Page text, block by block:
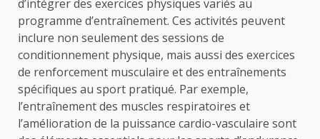
d’intégrer des exercices physiques variés au
programme d’entraînement. Ces activités peuvent
inclure non seulement des sessions de
conditionnement physique, mais aussi des exercices
de renforcement musculaire et des entraînements
spécifiques au sport pratiqué. Par exemple,
l’entraînement des muscles respiratoires et
l’amélioration de la puissance cardio-vasculaire sont